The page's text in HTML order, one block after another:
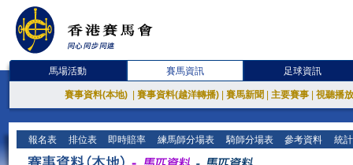
馬場活動 賽馬資訊 足球資訊
賽事資料(本地) 賽事資料(越洋轉播) 賽馬新聞 主要賽事 視聽播
報名表 排位表 即時賠率 練馬師分場表 騎師分場表 參考資料 統